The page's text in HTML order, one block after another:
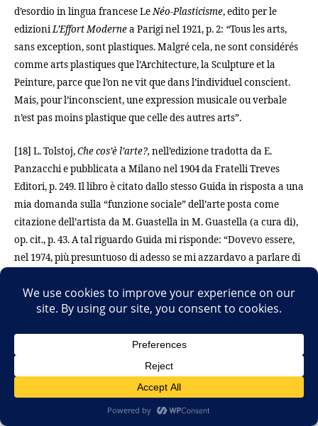
d’esordio in lingua francese LeNéo-Plasticisme, edito per le
edizioniL’Effort Modernea Parigi nel 1921, p. 2: “Tous les arts,
sans exception, sont plastiques. Malgré cela, ne sont considérés
comme arts plastiques que l’Architecture, la Sculpture et la
Peinture, parce que l’on ne vit que dans l’individuel conscient.
Mais, pour l’inconscient, une expression musicale ou verbale
n’est pas moins plastique que celle des autres arts”.
[18] L. Tolstoj,Che cos’è l’arte?, nell’edizione tradotta da E.
Panzacchi e pubblicata a Milano nel 1904 da Fratelli Treves
Editori, p. 249. Il libro è citato dallo stesso Guida in risposta a una
mia domanda sulla “funzione sociale” dell’arte posta come
citazione dell’artista da M. Guastella in M. Guastella (a cura di),
op. cit., p. 43. A tal riguardo Guida mi risponde: “Dovevo essere,
nel 1974, più presuntuoso di adesso se mi azzardavo a parlare di
trattava l’argomento nel saggioChe cos’è l’artea cui tanti altri
sono seguiti.”
←
Governo Draghi: cambiare tutto per non
cambiare niente?